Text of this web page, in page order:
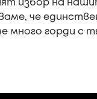
избор на
че
много горди с